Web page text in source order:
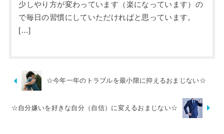
少しやり方が変わっています（楽になっています）の
で毎日の習慣にしていただければと思っています。
[…]
☆今年一年のトラブルを最小限に抑えるおまじない☆
☆自分嫌いを好きな自分（自信）に変えるおまじない☆